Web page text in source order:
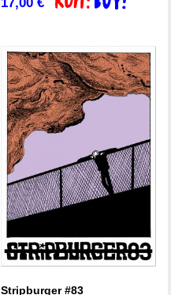
Dodaj v košarico
Stripburger #83